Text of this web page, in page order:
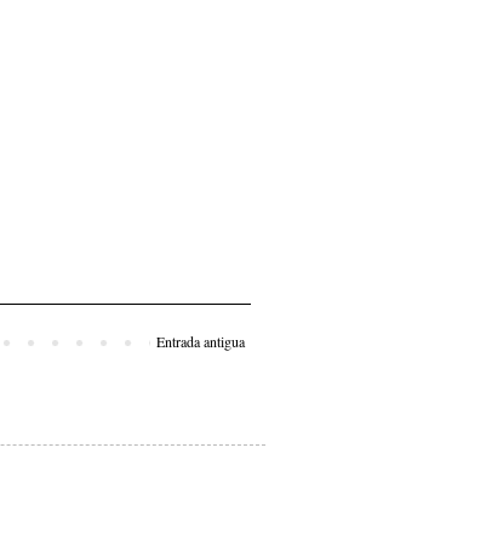
Entrada antigua